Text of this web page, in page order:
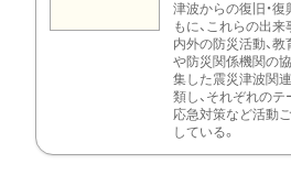
津波からの復旧・
もに、これらの出
内外の防災活動、
や防災関係機関の
集した震災津波関
類し、それぞれの
応急対策など活動
している。